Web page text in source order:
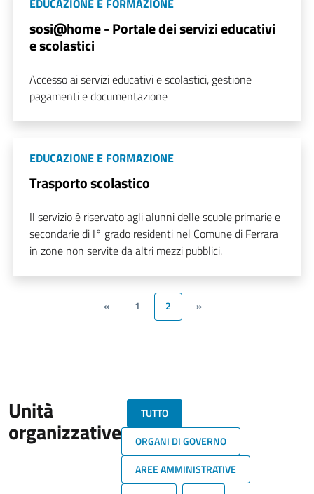
sosi@home - Portale dei servizi educativi
e scolastici
Accesso ai servizi educativi e scolastici, gestione
pagamenti e documentazione
EDUCAZIONE E FORMAZIONE
Trasporto scolastico
Il servizio è riservato agli alunni delle scuole primarie e
secondarie di I° grado residenti nel Comune di Ferrara
in zone non servite da altri mezzi pubblici.
« 1 2 »
Unità
organizzative
TUTTO
ORGANI DI GOVERNO
AREE AMMINISTRATIVE